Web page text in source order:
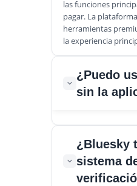
las funciones
pagar. La
herramientas
la experiencia
¿Puedo
sin la
Por supuesto.
través del sitio web,
las mismas
comunidades que
¿Bluesky
sistema